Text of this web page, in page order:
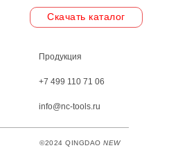
+7 499 110 71 06
info@nc-tools.ru
©2024 QINGDAO NEW
Скачать каталог
Продукция